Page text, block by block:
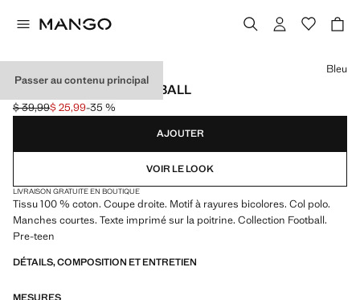
Passer au contenu principal
T-SHIRT FRANCE FOOTBALL
Prix initial barré [$ 39,99 ]
$ 39,99
Prix actuel [$ 25,99 ]
$ 25,99-35 %
Choisissez une couleur
Bleu
AJOUTER
VOIR LE LOOK
LIVRAISON GRATUITE EN BOUTIQUE
Tissu 100 % coton. Coupe droite. Motif à rayures bicolores. Col polo.
Manches courtes. Texte imprimé sur la poitrine. Collection Football.
Pre-teen
DÉTAILS, COMPOSITION ET ENTRETIEN